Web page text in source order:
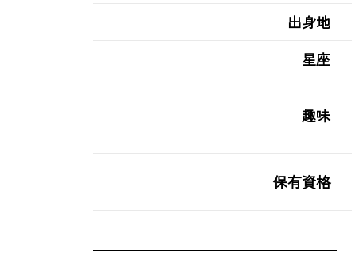
出身地
星座
趣味
保有資格